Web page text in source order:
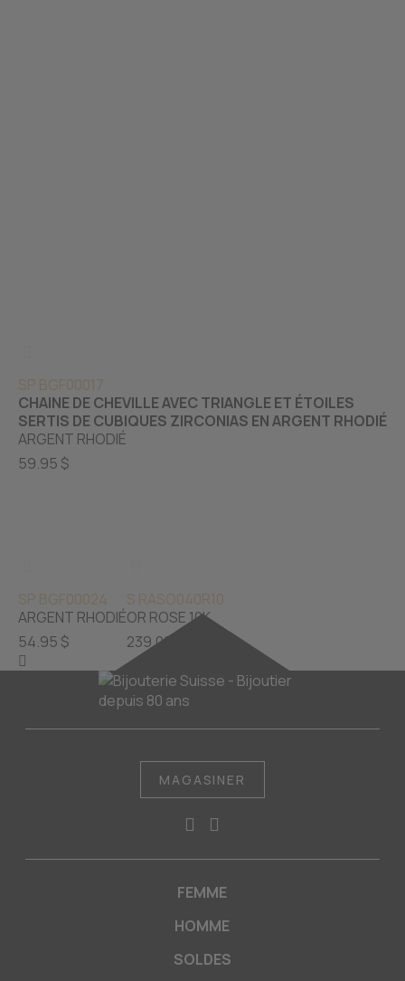
SP BGF00017
CHAINE DE CHEVILLE AVEC TRIANGLE ET ÉTOILES
SERTIS DE CUBIQUES ZIRCONIAS EN ARGENT RHODIÉ
ARGENT RHODIÉ
59.95 $
SP BGF00024
ARGENT RHODIÉ
54.95 $
S RASO040R10
OR ROSE 10K
239.00 $
MAGASINER
FEMME
HOMME
SOLDES